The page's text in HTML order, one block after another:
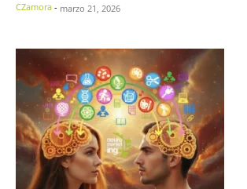
CZamora - marzo 21, 2026